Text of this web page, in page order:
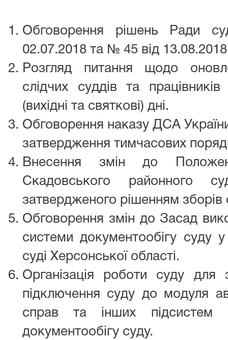
Обговорення рішень Ради
02.07.2018 та № 45 від
Розгляд питання щодо
слідчих суддів та
(вихідні та святкові) дні.
Обговорення наказу ДСА
затвердження тимчасових
Внесення змін до
Скадовського районного
затвердженого рішенням
Обговорення змін до Засад
системи документообігу суду
суді Херсонської області.
Організація роботи суду для
підключення суду до модуля
справ та інших підсистем
документообігу суду.